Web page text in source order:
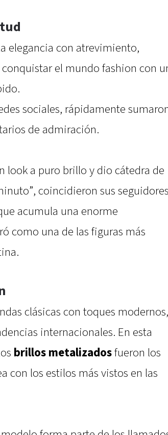
elegancia con atrevimiento,
el mundo fashion con
sociales, rápidamente
de admiración.
look a puro brillo y dio cátedra de
coincidieron sus seguidores
acumula una enorme
como una de las figuras más
clásicas con toques modernos,
internacionales. En esta
brillos metalizadosfueron los
con los estilos más vistos en las